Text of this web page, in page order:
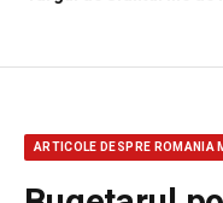
ARTICOLE DESPRE ROMANIA